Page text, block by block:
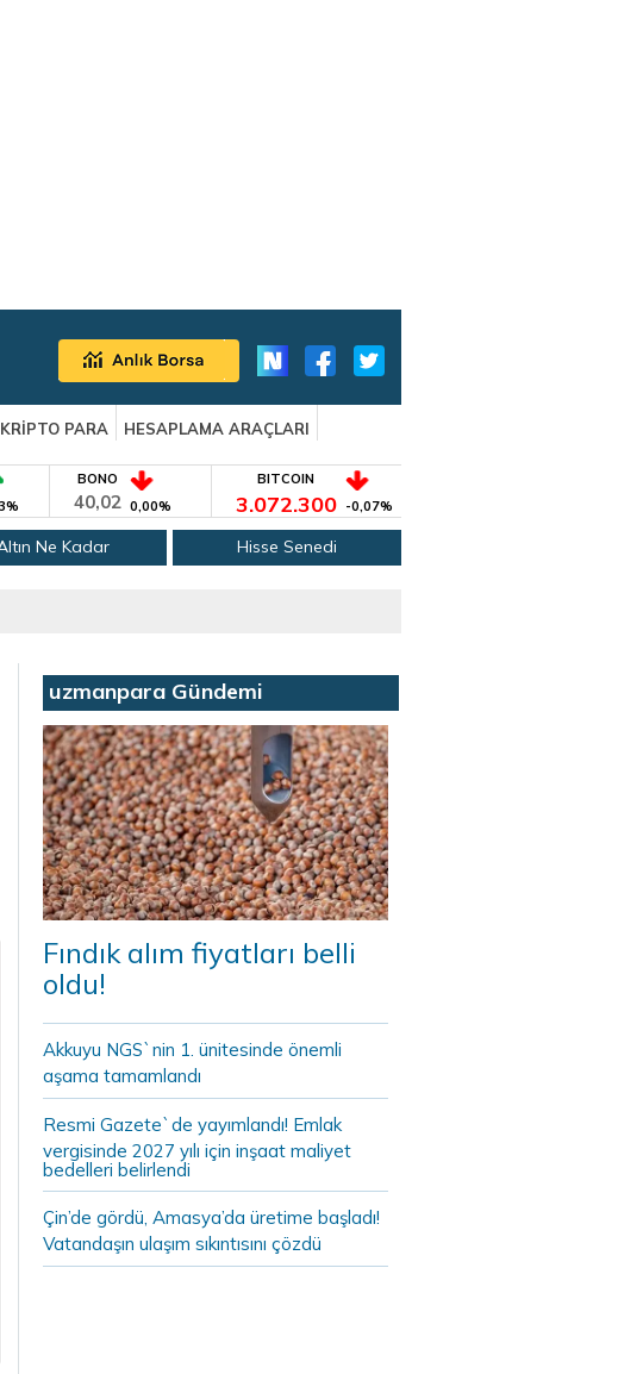
KRİPTO PARA
HESAPLAMA ARAÇLARI
BONO
40,02 0,00%
BITCOIN
3.072.300 -0,07%
Ne Kadar Hisse Senedi
uzmanpara Gündemi
Fındık alım fiyatları belli
oldu!
Akkuyu NGS`nin 1. ünitesinde önemli
aşama tamamlandı
Resmi Gazete`de yayımlandı! Emlak
vergisinde 2027 yılı için inşaat maliyet
bedelleri belirlendi
Çin’de gördü, Amasya’da üretime başladı!
Vatandaşın ulaşım sıkıntısını çözdü